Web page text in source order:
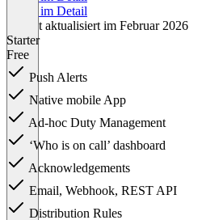
Preise im Detail
Zuletzt aktualisiert im Februar 2026
Starter
Free
Push Alerts
Native mobile App
Ad-hoc Duty Management
‘Who is on call’ dashboard
Acknowledgements
Email, Webhook, REST API
Distribution Rules